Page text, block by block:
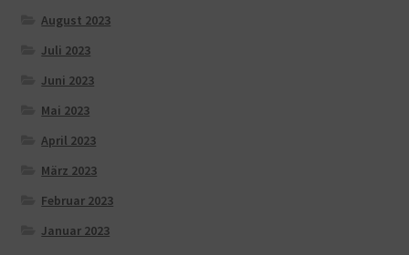
August 2023
Juli 2023
Juni 2023
Mai 2023
April 2023
März 2023
Februar 2023
Januar 2023